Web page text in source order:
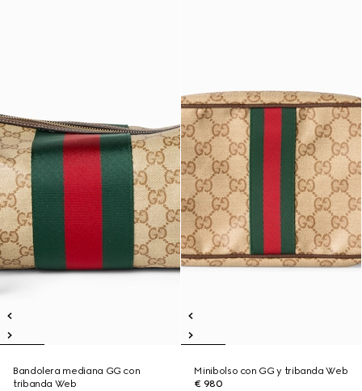
Bandolera mediana GG con
tribanda Web
Minibolso con GG y tribanda Web
€ 980